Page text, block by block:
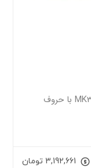
کیبورد و ماوس بی سیم لاجیتک مدل MK345 با حروف
3,192,661 تومان